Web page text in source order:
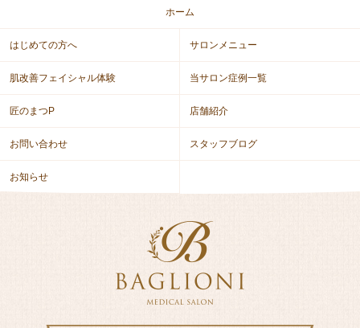
ホーム
はじめての方へ サロンメニュー
肌改善フェイシャル体験 当サロン症例一覧
匠のまつP 店舗紹介
お問い合わせ スタッフブログ
お知らせ